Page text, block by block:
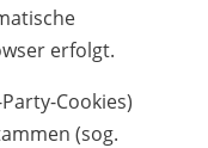
erfolgt.
Cookies)
(sog.